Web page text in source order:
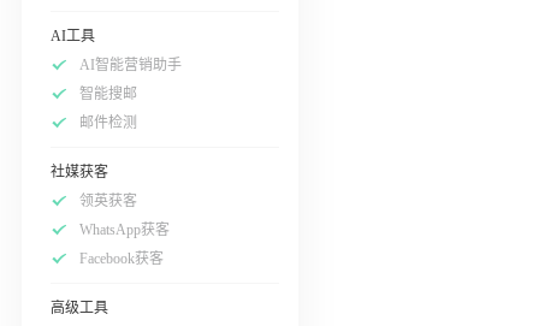
AI工具
AI智能营销助手
智能搜邮
邮件检测
社媒获客
领英获客
WhatsApp获客
Facebook获客
高级工具